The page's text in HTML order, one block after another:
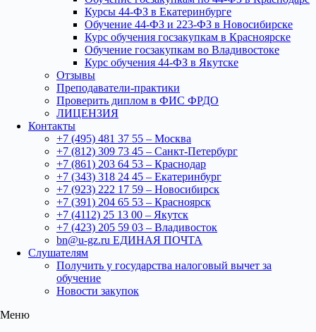
Курсы 44-ФЗ в Екатеринбурге
Обучение 44-ФЗ и 223-ФЗ в Новосибирске
Курс обучения госзакупкам в Красноярске
Обучение госзакупкам во Владивостоке
Курс обучения 44-ФЗ в Якутске
Отзывы
Преподаватели-практики
Проверить диплом в ФИС ФРДО
ЛИЦЕНЗИЯ
Контакты
+7 (495) 481 37 55 – Москва
+7 (812) 309 73 45 – Санкт-Петербург
+7 (861) 203 64 53 – Краснодар
+7 (343) 318 24 45 – Екатеринбург
+7 (923) 222 17 59 – Новосибирск
+7 (391) 204 65 53 – Красноярск
+7 (4112) 25 13 00 – Якутск
+7 (423) 205 59 03 – Владивосток
bn@u-gz.ru ЕДИНАЯ ПОЧТА
Слушателям
Получить у государства налоговый вычет за
обучение
Новости закупок
Меню